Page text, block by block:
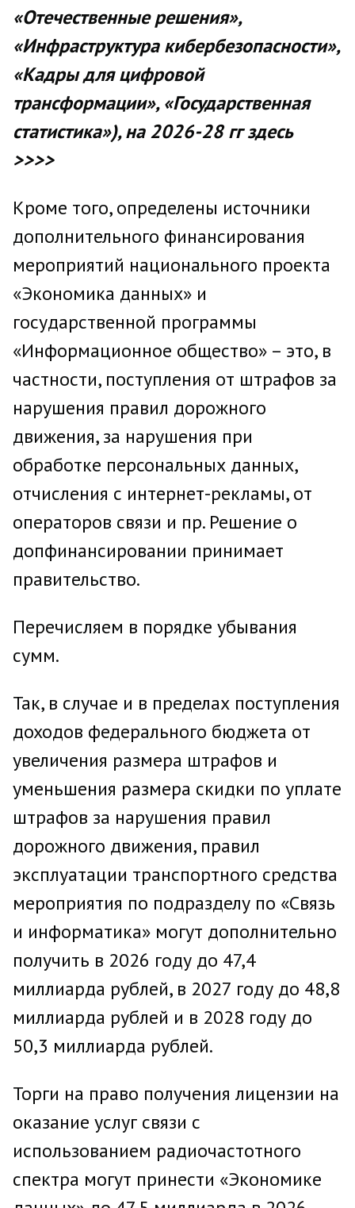
«Отечественные решения»,
«Инфраструктура кибербезопасности»,
«Кадры для цифровой
трансформации», «Государственная
статистика»), на 2026-28 гг здесь
>>>>
Кроме того, определены источники
дополнительного финансирования
мероприятий национального проекта
«Экономика данных» и
государственной программы
«Информационное общество» – это, в
частности, поступления от штрафов за
нарушения правил дорожного
движения, за нарушения при
обработке персональных данных,
отчисления с интернет-рекламы, от
операторов связи и пр. Решение о
допфинансировании принимает
правительство.
Перечисляем в порядке убывания
сумм.
Так, в случае и в пределах поступления
доходов федерального бюджета от
увеличения размера штрафов и
уменьшения размера скидки по уплате
штрафов за нарушения правил
дорожного движения, правил
эксплуатации транспортного средства
мероприятия по подразделу по «Связь
и информатика» могут дополнительно
получить в 2026 году до 47,4
миллиарда рублей, в 2027 году до 48,8
миллиарда рублей и в 2028 году до
50,3 миллиарда рублей.
Торги на право получения лицензии на
оказание услуг связи с
использованием радиочастотного
спектра могут принести «Экономике